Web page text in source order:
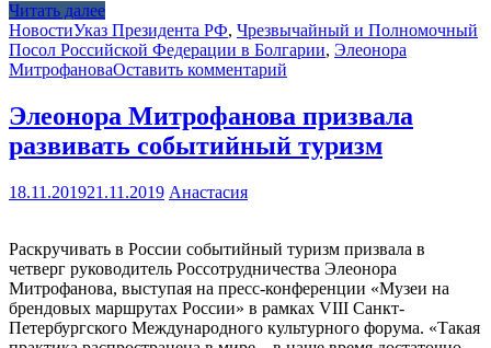
Читать далее
НовостиУказ Президента РФ, Чрезвычайный и Полномочный
Посол Российской Федерации в Болгарии, Элеонора
МитрофановаОставить комментарий
Элеонора Митрофанова призвала
развивать событийный туризм
18.11.201921.11.2019 Анастасия
Раскручивать в России событийный туризм призвала в
четверг руководитель Россотрудничества Элеонора
Митрофанова, выступая на пресс-конференции «Музеи на
брендовых маршрутах России» в рамках VIII Санкт-
Петербургского Международного культурного форума. «Такая